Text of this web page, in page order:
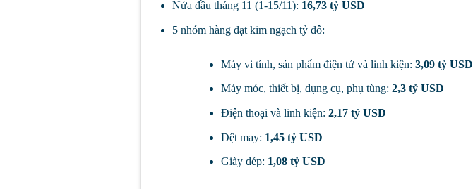
Nửa đầu tháng 11 (1-15/11): 16,73 tỷ USD
5 nhóm hàng đạt kim ngạch tỷ đô:
Máy vi tính, sản phẩm điện tử và linh kiện:3,09 tỷ USD
Máy móc, thiết bị, dụng cụ, phụ tùng:2,3 tỷ USD
Điện thoại và linh kiện:2,17 tỷ USD
Dệt may: 1,45 tỷ USD
Giày dép: 1,08 tỷ USD